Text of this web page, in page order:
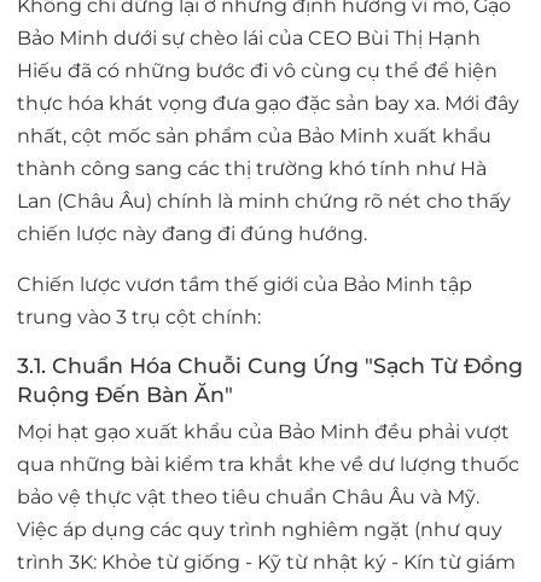
Không chỉ dừng lại ở những định hướng vĩ mô, Gạo
Bảo Minh dưới sự chèo lái của CEO Bùi Thị Hạnh
Hiếu đã có những bước đi vô cùng cụ thể để hiện
thực hóa khát vọng đưa gạo đặc sản bay xa. Mới đây
nhất, cột mốc sản phẩm của Bảo Minh xuất khẩu
thành công sang các thị trường khó tính như Hà
Lan (Châu Âu) chính là minh chứng rõ nét cho thấy
chiến lược này đang đi đúng hướng.
Chiến lược vươn tầm thế giới của Bảo Minh tập
trung vào 3 trụ cột chính:
3.1. Chuẩn Hóa Chuỗi Cung Ứng "Sạch Từ Đồng
Ruộng Đến Bàn Ăn"
Mọi hạt gạo xuất khẩu của Bảo Minh đều phải vượt
qua những bài kiểm tra khắt khe về dư lượng thuốc
bảo vệ thực vật theo tiêu chuẩn Châu Âu và Mỹ.
Việc áp dụng các quy trình nghiêm ngặt (như quy
trình 3K: Khỏe từ giống - Kỹ từ nhật ký - Kín từ giám